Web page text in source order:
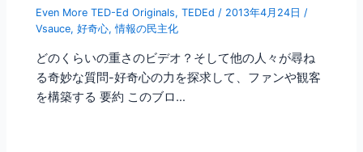
Even More TED-Ed Originals,TEDEd / 2013年4月24日 /
Vsauce,好奇心,情報の民主化
どのくらいの重さのビデオ？そして他の人々が尋ね
る奇妙な質問-好奇心の力を探求して、ファンや観客
を構築する 要約 このブロ…